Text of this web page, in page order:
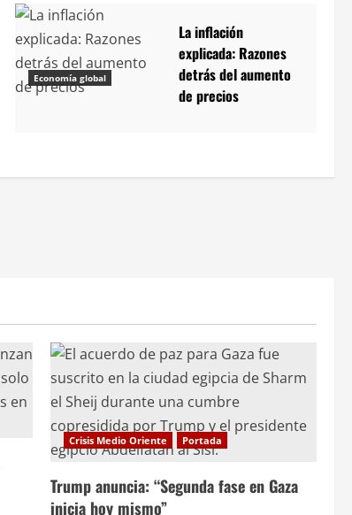
Economía global
La inflación
explicada: Razones
detrás del aumento
de precios
Crisis Medio Oriente Portada
Trump anuncia: “Segunda fase en Gaza
inicia hoy mismo”